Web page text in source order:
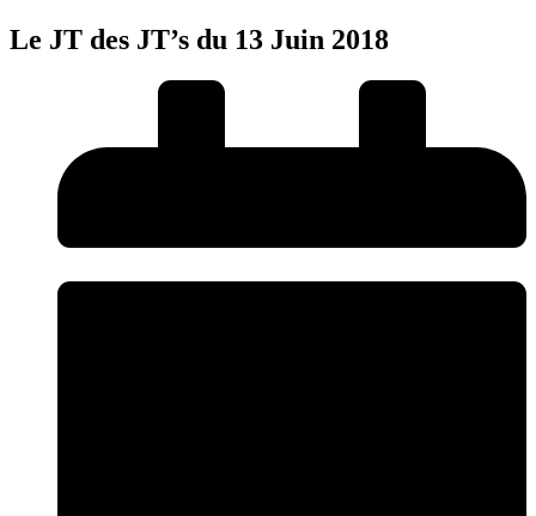
Le JT des JT’s du 13 Juin 2018